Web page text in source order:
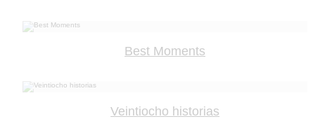
Best Moments
Veintiocho historias